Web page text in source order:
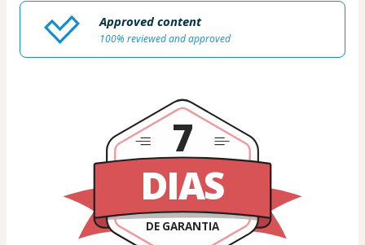
Approved content
100% reviewed and approved
DIAS
DE GARANTIA
7